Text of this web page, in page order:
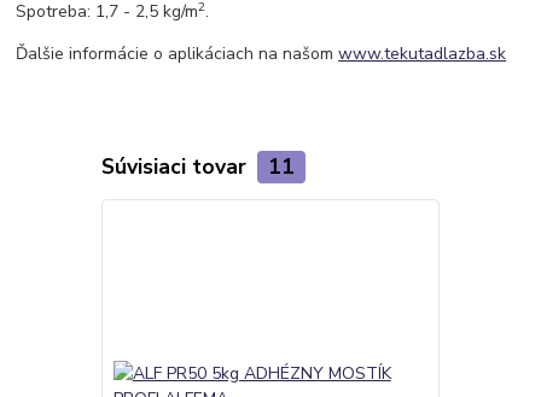
Spotreba: 1,7 - 2,5 kg/m2.
Ďalšie informácie o aplikáciach na našomwww.tekutadlazba.sk
Súvisiaci tovar 11